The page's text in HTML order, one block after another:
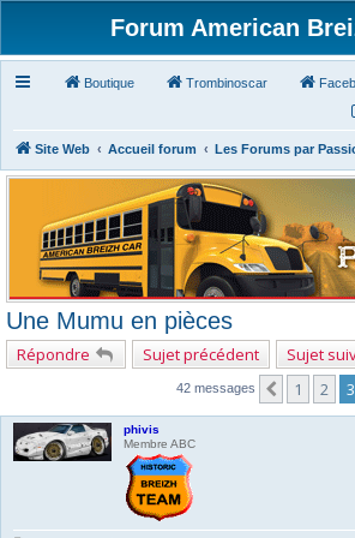
Forum American
Boutique Trombinoscar
Site Web Accueil forum Les Forums par
Une Mumu en pièces
Répondre Sujet précédent Sujet
42 messages Précédent
1 2 3
phivis
Membre ABC